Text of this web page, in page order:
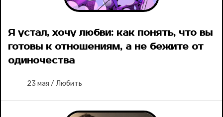
Я устал, хочу любви: как понять, что вы
готовы к отношениям, а не бежите от
одиночества
23 мая / Любить